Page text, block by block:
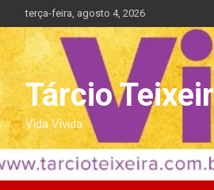
to
content
terça-feira, agosto 4, 2026
Tárcio
Vida Vivida